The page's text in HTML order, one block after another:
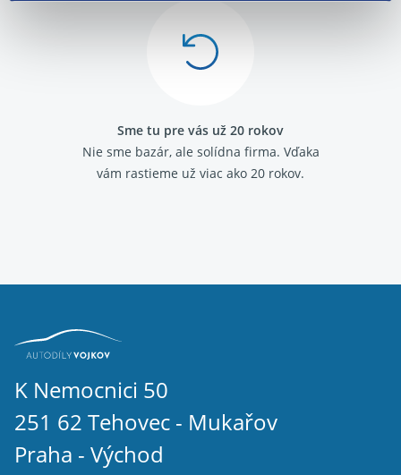
Sme tu pre vás už 20 rokov
Nie sme bazár, ale solídna firma. Vďaka
vám rastieme už viac ako 20 rokov.
K Nemocnici 50
251 62 Tehovec - Mukařov
Praha - Východ